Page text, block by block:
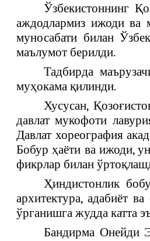
Ўзбекистоннинг
аждодлармиз ижоди ва
муносабати билан
маълумот берилди.
Тадбирда
муҳокама қилинди.
Хусусан,
давлат мукофоти
Давлат хореография
Бобур ҳаёти ва ижоди,
фикрлар билан
Ҳиндистонлик
архитектура, адабиёт
ўрганишга жудда катта
Бандирма Онейди